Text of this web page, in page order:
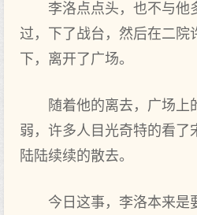
李洛点点头，也不与他
过，下了战台，然后在二院
下，离开了广场。
随着他的离去，广场上
弱，许多人目光奇特的看了
陆陆续续的散去。
今日这事，李洛本来是